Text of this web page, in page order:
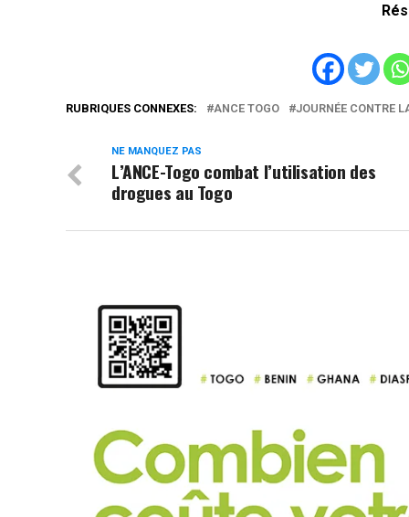
RUBRIQUES CONNEXES: ANCE TOGO JOURNÉE CONTRE
NE MANQUEZ PAS
L’ANCE-Togo combat l’utilisation des
drogues au Togo